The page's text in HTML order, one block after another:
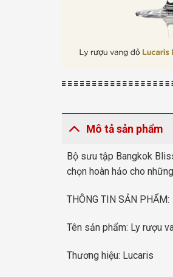
Mô tả sản phẩm
Bộ sưu tập Bangkok
chọn hoàn hảo cho
THÔNG TIN SẢN PHẨM:
Tên sản phẩm: Ly rượu
Thương hiệu: Lucaris